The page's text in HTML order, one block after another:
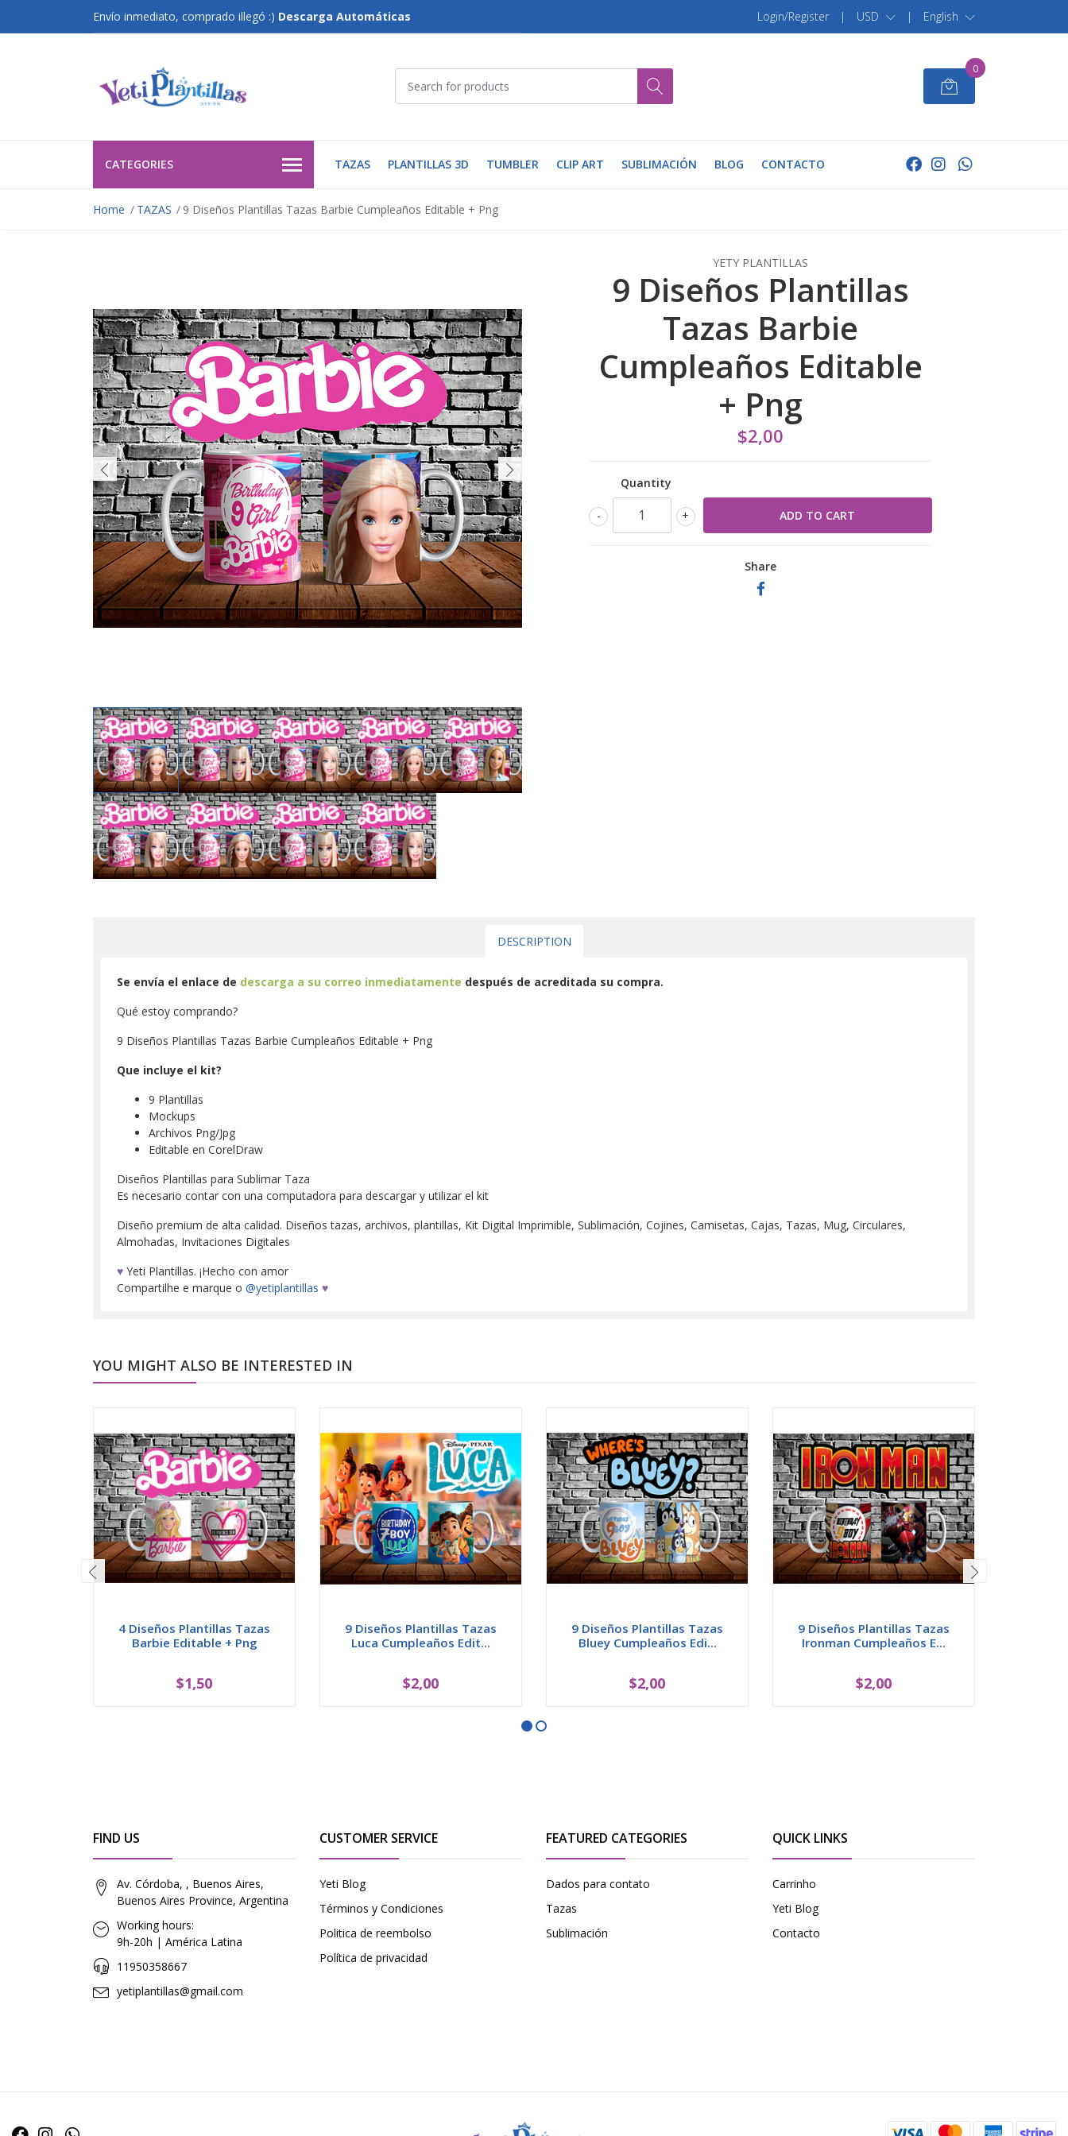
Envío inmediato, comprado illegó :) Descarga Automáticas Login/Register | USD | English
0
CATEGORIES TAZAS PLANTILLAS 3D TUMBLER CLIP ART SUBLIMACIÓN BLOG CONTACTO
Home TAZAS 9 Diseños Plantillas Tazas Barbie Cumpleaños Editable + Png
YETY PLANTILLAS
9 Diseños Plantillas
Tazas Barbie
Cumpleaños Editable
+ Png
$2,00
Quantity
+
-
Share
DESCRIPTION
Se envía el enlace de descarga a su correo inmediatamente después de acreditada su compra.
Qué estoy comprando?
9 Diseños Plantillas Tazas Barbie Cumpleaños Editable + Png
Que incluye el kit?
9 Plantillas
Mockups
Archivos Png/Jpg
Editable en CorelDraw
Diseños Plantillas para Sublimar Taza
Es necesario contar con una computadora para descargar y utilizar el kit
Diseño premium de alta calidad. Diseños tazas, archivos, plantillas, Kit Digital Imprimible, Sublimación, Cojines, Camisetas, Cajas, Tazas, Mug, Circulares,
Almohadas, Invitaciones Digitales
♥ Yeti Plantillas. ¡Hecho con amor
Compartilhe e marque o @yetiplantillas ♥
YOU MIGHT ALSO BE INTERESTED IN
4 Diseños Plantillas Tazas
Barbie Editable + Png
$1,50
9 Diseños Plantillas Tazas
Luca Cumpleaños Edit...
$2,00
9 Diseños Plantillas Tazas
Bluey Cumpleaños Edi...
$2,00
9 Diseños Plantillas Tazas
Ironman Cumpleaños E...
$2,00
FIND US
Av. Córdoba, , Buenos Aires,
Buenos Aires Province, Argentina
Working hours:
9h-20h | América Latina
11950358667
yetiplantillas@gmail.com
CUSTOMER SERVICE
Yeti Blog
Términos y Condiciones
Politica de reembolso
Política de privacidad
FEATURED CATEGORIES
Dados para contato
Tazas
Sublimación
QUICK LINKS
Carrinho
Yeti Blog
Contacto